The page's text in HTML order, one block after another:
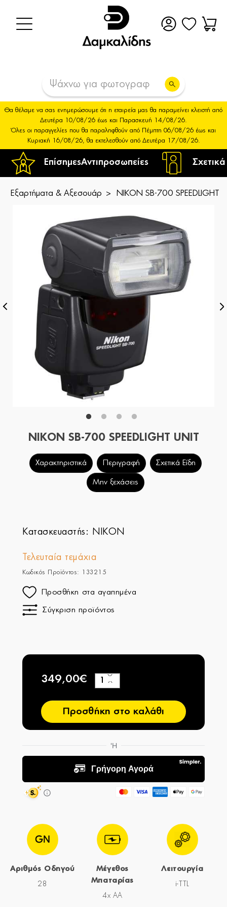
ΕπίσημεςΑντιπροσωπείες
Θα θέλαμε να σας ενημερώσουμε ότι η εταιρεία μας θα παραμείνει κλειστή από
Δευτέρα 10/08/26 έως και Παρασκευή 14/08/26.
Όλες οι παραγγελίες που θα παραληφθούν από Πέμπτη 06/08/26 έως και
Κυριακή 16/08/26, θα εκτελεσθούν από Δευτέρα 17/08/26.
Εξαρτήματα & Αξεσουάρ NIKON SB-700 SPEEDLIGHT
NIKON SB-700 SPEEDLIGHT UNIT
Χαρακτηριστικά Περιγραφή Σχετικά Είδη
Μην ξεχάσεις
Κατασκευαστής: NIKON
Τελευταία τεμάχια
Κωδικός Προϊόντος: 133215
Προσθήκη στα αγαπημένα
Σύγκριση προϊόντος
349,00€
−
+
Προσθήκη στο καλάθι
Αριθμός Οδηγού
28
Μέγεθος
Μπαταρίας
4x AA
Λειτουργία
i-TTL